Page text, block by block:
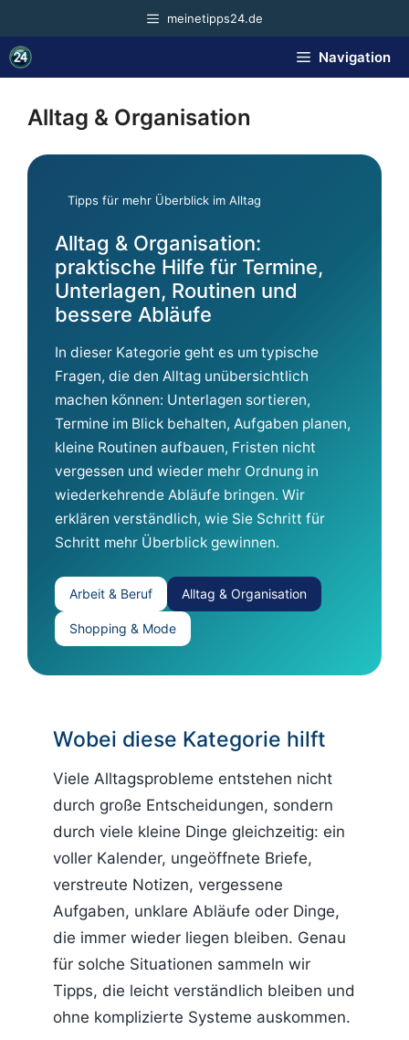
springen
meinetipps24.de
Navigation
Alltag & Organisation
Tipps für mehr Überblick im Alltag
Alltag & Organisation:
praktische Hilfe für Termine,
Unterlagen, Routinen und
bessere Abläufe
In dieser Kategorie geht es um typische
Fragen, die den Alltag unübersichtlich
machen können: Unterlagen sortieren,
Termine im Blick behalten, Aufgaben planen,
kleine Routinen aufbauen, Fristen nicht
vergessen und wieder mehr Ordnung in
wiederkehrende Abläufe bringen. Wir
erklären verständlich, wie Sie Schritt für
Schritt mehr Überblick gewinnen.
Arbeit & Beruf Alltag & Organisation
Shopping & Mode
Wobei diese Kategorie hilft
Viele Alltagsprobleme entstehen nicht
durch große Entscheidungen, sondern
durch viele kleine Dinge gleichzeitig: ein
voller Kalender, ungeöffnete Briefe,
verstreute Notizen, vergessene
Aufgaben, unklare Abläufe oder Dinge,
die immer wieder liegen bleiben. Genau
für solche Situationen sammeln wir
Tipps, die leicht verständlich bleiben und
ohne komplizierte Systeme auskommen.